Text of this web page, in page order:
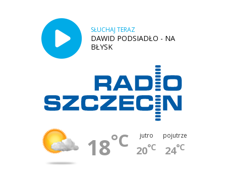
SŁUCHAJ TERAZ
DAWID PODSIADŁO - NA
BŁYSK
18°C jutro
20°C
pojutrze
24°C